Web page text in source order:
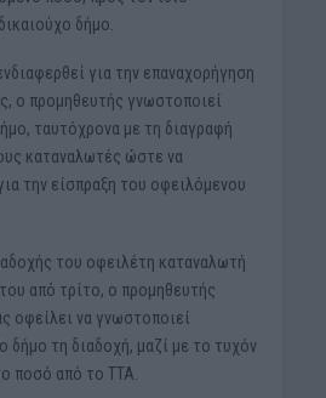
δήμο.
για την επαναχορήγηση
ο προμηθευτής γνωστοποιεί
ταυτόχρονα με τη διαγραφή
καταναλωτές ώστε να
την είσπραξη του οφειλόμενου
του οφειλέτη καταναλωτή
από τρίτο, ο προμηθευτής
οφείλει να γνωστοποιεί
δήμο τη διαδοχή, μαζί με το τυχόν
ποσό από το ΤΤΑ.